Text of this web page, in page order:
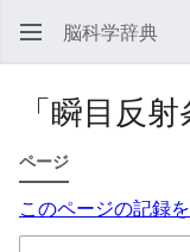
脳科学辞典
「瞬目反
ページ
このページの記録